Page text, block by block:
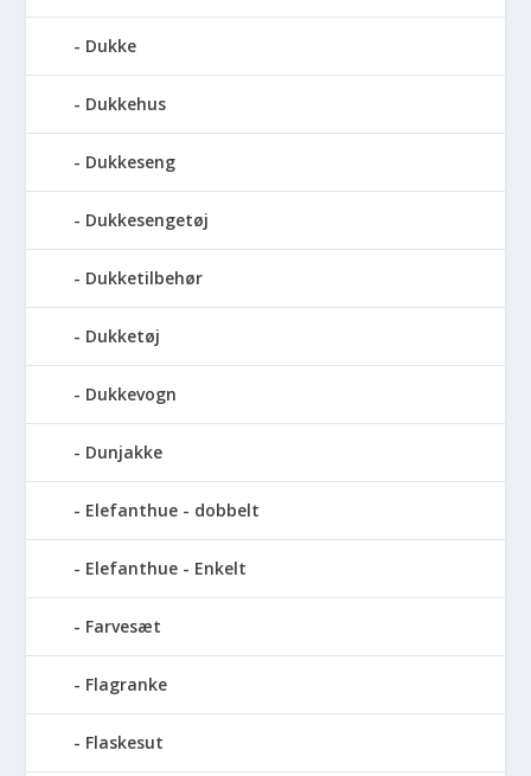
Dukke
Dukkehus
Dukkeseng
Dukkesengetøj
Dukketilbehør
Dukketøj
Dukkevogn
Dunjakke
Elefanthue - dobbelt
Elefanthue - Enkelt
Farvesæt
Flagranke
Flaskesut